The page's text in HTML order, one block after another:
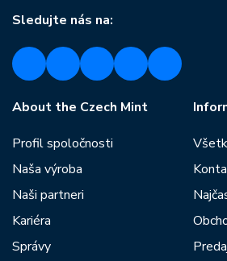
Sledujte nás na:
About the Czech Mint
Profil spoločnosti
Naša výroba
Naši partneri
Kariéra
Správy